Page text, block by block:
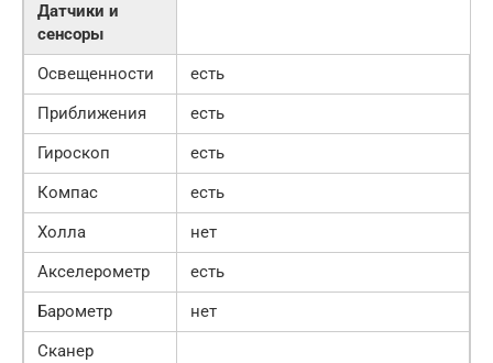
Датчики и
сенсоры
Освещенности
есть
Приближения
есть
Гироскоп
есть
Компас
есть
Холла
нет
Акселерометр
есть
Барометр
нет
Сканер